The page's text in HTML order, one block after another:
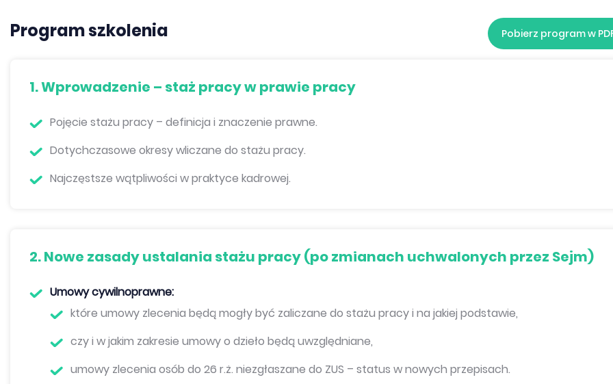
Program szkolenia Pobierz program w
1. Wprowadzenie – staż pracy w prawie pracy
Pojęcie stażu pracy – definicja i znaczenie prawne.
Dotychczasowe okresy wliczane do stażu pracy.
Najczęstsze wątpliwości w praktyce kadrowej.
2. Nowe zasady ustalania stażu pracy (po zmianach uchwalonych przez Sejm)
Umowy cywilnoprawne:
które umowy zlecenia będą mogły być zaliczane do stażu pracy i na jakiej podstawie,
czy i w jakim zakresie umowy o dzieło będą uwzględniane,
umowy zlecenia osób do 26 r.ż. niezgłaszane do ZUS – status w nowych przepisach.